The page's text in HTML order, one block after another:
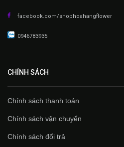
facebook.com/shophoahangflower
0946783935
CHÍNH SÁCH
Chính sách thanh toán
Chính sách vận chuyển
Chính sách đổi trả